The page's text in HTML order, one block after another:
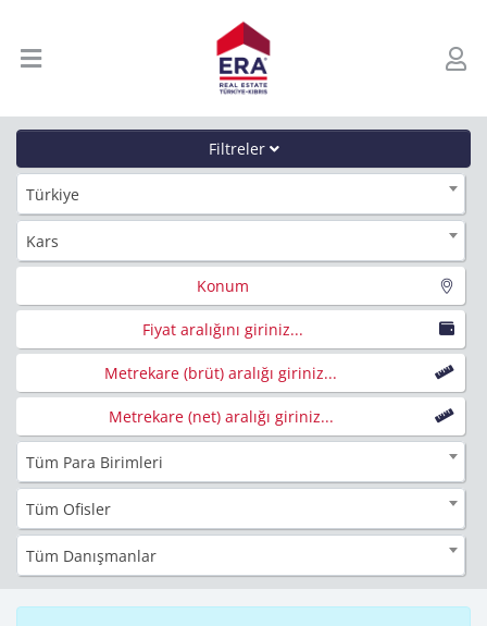
Filtreler
Türkiye
Kars
Konum
Fiyat aralığını giriniz...
Metrekare (brüt) aralığı giriniz...
Metrekare (net) aralığı giriniz...
Tüm Para Birimleri
Tüm Ofisler
Tüm Danışmanlar